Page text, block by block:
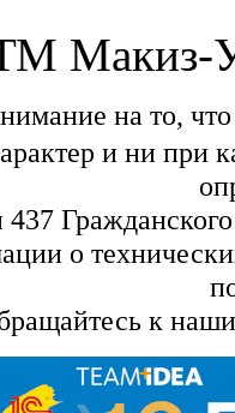
Макиз-
на то,
и ни при
о
к